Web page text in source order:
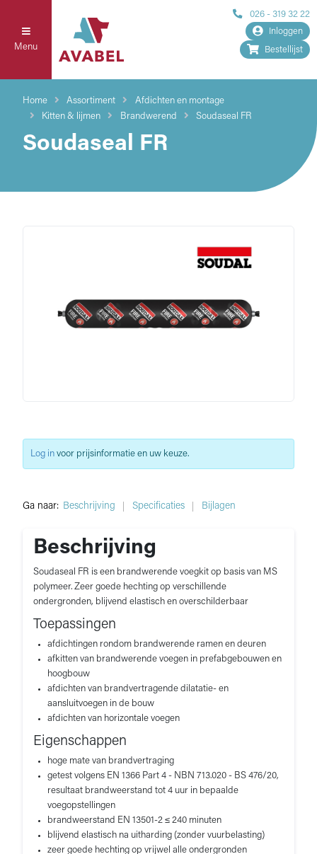
Menu
026 - 319 32 22
Inloggen
Bestellijst
Home Assortiment
Afdichten en montage
Kitten & lijmen
Brandwerend Soudaseal FR
Soudaseal FR
Ga naar: Beschrijving Specificaties Bijlagen
Beschrijving
Soudaseal FR is een brandwerende voegkit op basis van MS
polymeer. Zeer goede hechting op verschillende
ondergronden, blijvend elastisch en overschilderbaar
Toepassingen
afdichtingen rondom brandwerende ramen en deuren
afkitten van brandwerende voegen in prefabgebouwen en
hoogbouw
afdichten van brandvertragende dilatatie- en
aansluitvoegen in de bouw
afdichten van horizontale voegen
Eigenschappen
hoge mate van brandvertraging
getest volgens EN 1366 Part 4 - NBN 713.020 - BS 476/20,
resultaat brandweerstand tot 4 uur in bepaalde
voegopstellingen
brandweerstand EN 13501-2 ≤ 240 minuten
blijvend elastisch na uitharding (zonder vuurbelasting)
zeer goede hechting op vrijwel alle ondergronden
Log in voor prijsinformatie en uw keuze.